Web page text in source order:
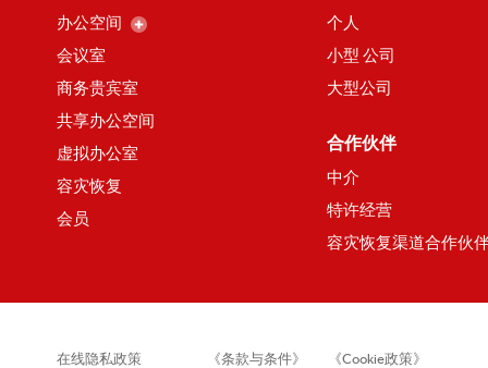
办公空间
会议室
商务贵宾室
共享办公空间
虚拟办公室
容灾恢复
会员
个人
小型 公司
大型公司
合作伙伴
中介
特许经营
容灾恢复渠道合作伙
在线隐私政策 《条款与条件》 《Cookie政策》